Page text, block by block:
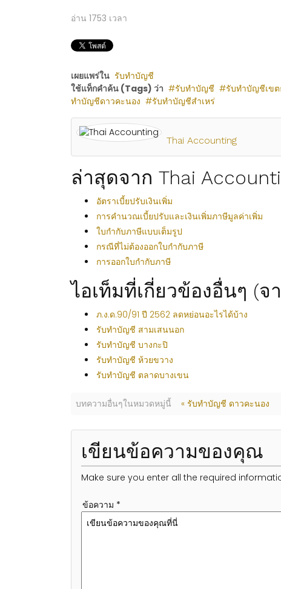
อ่าน 1753 เวลา
เผยแพร่ใน รับทำบัญชี
ใช้แท็กคำค้น (Tags) ว่า
รับทำบัญชี รับทำบัญชีเข
ทำบัญชีดาวคะนอง
รับทำบัญชีสำเหร่
Thai Accounting
ล่าสุดจาก Thai
อัตราเบี้ยปรับเงินเพิ่ม
การคำนวณเบี้ยปรับและเงินเพิ่มภาษีมูลค่าเพิ่ม
ใบกำกับภาษีแบบเต็มรูป
กรณีที่ไม่ต้องออกใบกำกับภาษี
การออกใบกำกับภาษี
ไอเท็มที่เกี่ยวข้องอื่นๆ (จ
ภ.ง.ด.90/91 ปี 2562 ลดหย่อนอะไรได้บ้าง
รับทำบัญชี สามเสนนอก
รับทำบัญชี บางกะปิ
รับทำบัญชี ห้วยขวาง
รับทำบัญชี ตลาดบางเขน
บทความอื่นๆในหมวดหมู่นี้ « รับทำบัญชี ดาวคะนอง
เขียนข้อความของคุณ
Make sure you enter all the required
ข้อความ *